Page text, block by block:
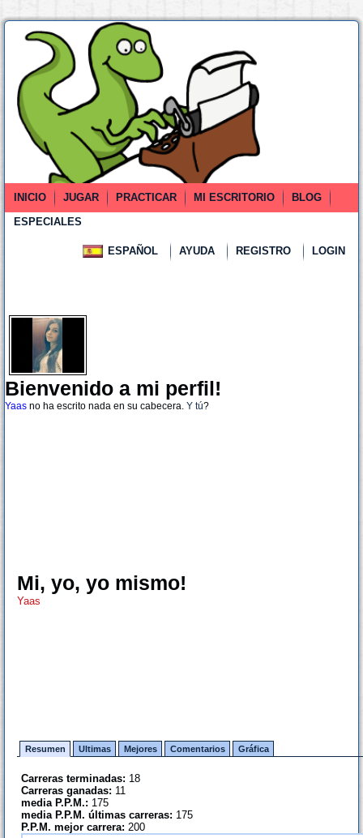
INICIO JUGAR PRACTICAR MI ESCRITORIO
BLOG
ESPECIALES
ESPAÑOL AYUDA REGISTRO LOGIN
Bienvenido a mi perfil!
Yaas no ha escrito nada en su cabecera. Y tú?
Mi, yo, yo mismo!
Yaas
Resumen Ultimas Mejores Comentarios Gráfica
Carreras terminadas: 18
Carreras ganadas: 11
media P.P.M.: 175
media P.P.M. últimas carreras: 175
P.P.M. mejor carrera: 200